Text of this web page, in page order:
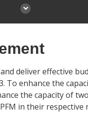
deliver effective
enhance the
the capacity of
in their respective